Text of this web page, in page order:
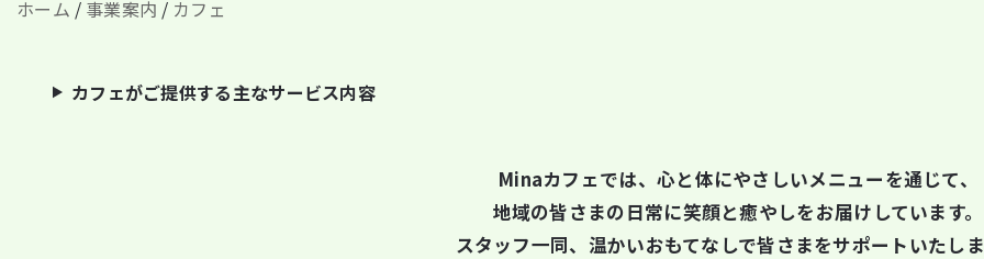
ホーム / 事業案内 / カフェ
カフェがご提供する主なサービス内容
Minaカフェでは、心と体にやさしいメニューを通じて、
地域の皆さまの日常に笑顔と癒やしをお届けしています。
スタッフ一同、温かいおもてなしで皆さまをサポートいたし